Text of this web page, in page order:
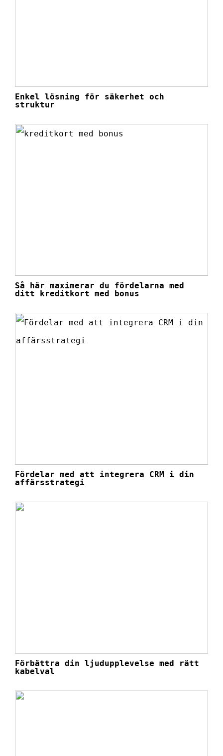
Enkel lösning för säkerhet och
struktur
Så här maximerar du fördelarna med
ditt kreditkort med bonus
Fördelar med att integrera CRM i din
affärsstrategi
Förbättra din ljudupplevelse med rätt
kabelval